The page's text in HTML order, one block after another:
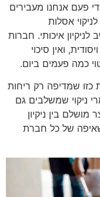
פעם אנחנו מעבירים
אסלות
איכותי. חברות
ואין סיכוי
כמה פעמים ביום.
כזו שמדיפה רק ריחות
ניקוי שמשלבים גם
בין ניקיון
של כל חברת